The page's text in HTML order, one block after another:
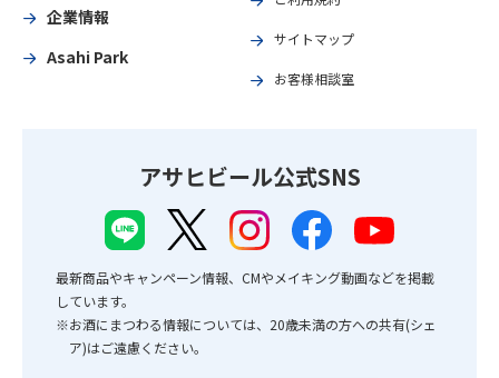
企業情報
Asahi Park
サイトマップ
お客様相談室
アサヒビール公式SNS
最新商品やキャンペーン情報、CMやメイキング動画などを掲載
しています。
※お酒にまつわる情報については、20歳未満の方への共有(シェ
ア)はご遠慮ください。